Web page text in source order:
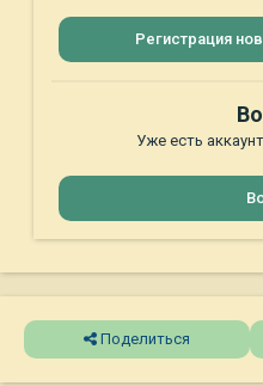
Регистрация
Уже есть
Поделиться